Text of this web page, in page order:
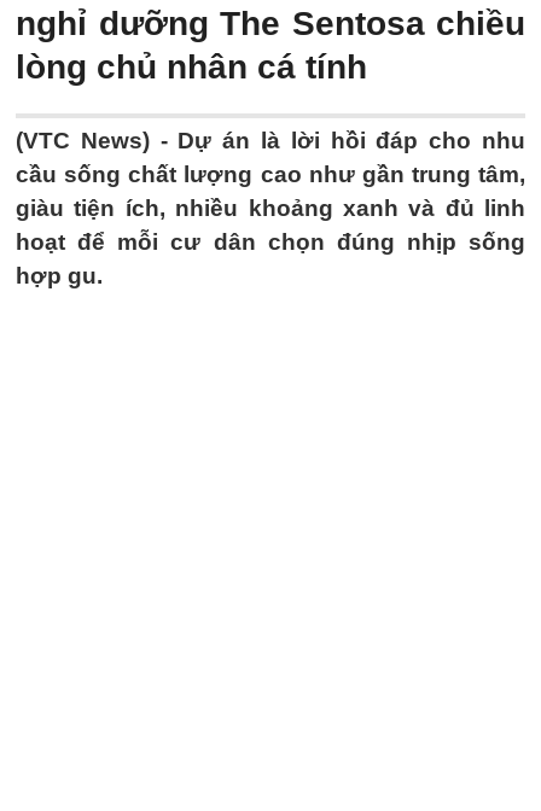
nghỉ dưỡng The Sentosa chiều
lòng chủ nhân cá tính
(VTC News) - Dự án là lời hồi đáp cho nhu
cầu sống chất lượng cao như gần trung tâm,
giàu tiện ích, nhiều khoảng xanh và đủ linh
hoạt để mỗi cư dân chọn đúng nhịp sống
hợp gu.